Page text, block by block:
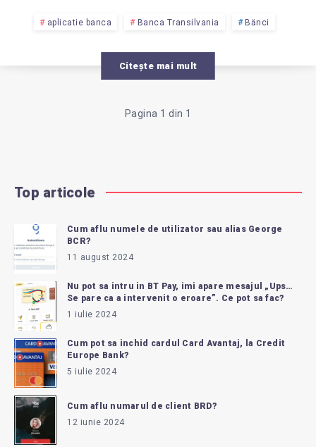
FACE
O
PLATA
BANCARA
ALIAS
PAY?
aplicatie banca Banca Transilvania Bănci
Citește mai mult
Pagina 1 din 1
Top articole
Cum aflu numele de utilizator sau alias George
BCR?
11 august 2024
Nu pot sa intru in BT Pay, imi apare mesajul „Ups…
Se pare ca a intervenit o eroare”. Ce pot sa fac?
1 iulie 2024
Cum pot sa inchid cardul Card Avantaj, la Credit
Europe Bank?
5 iulie 2024
Cum aflu numarul de client BRD?
12 iunie 2024